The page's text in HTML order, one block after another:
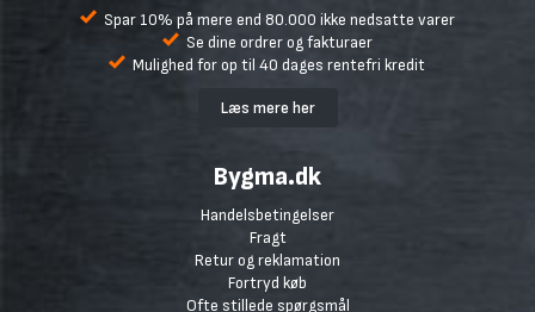
Spar 10% på mere end 80.000 ikke nedsatte varer
Se dine ordrer og fakturaer
Mulighed for op til 40 dages rentefri kredit
Læs mere her
Bygma.dk
Handelsbetingelser
Fragt
Retur og reklamation
Fortryd køb
Ofte stillede spørgsmål